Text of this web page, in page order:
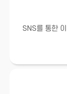
SNS를 통한